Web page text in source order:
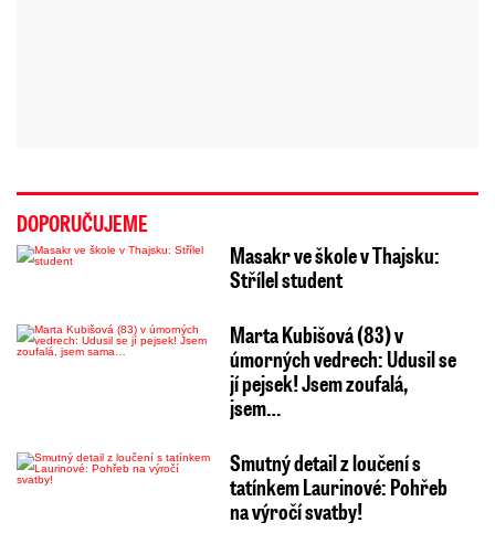
DOPORUČUJEME
Masakr ve škole v Thajsku:
Střílel student
Marta Kubišová (83) v
úmorných vedrech: Udusil se
jí pejsek! Jsem zoufalá,
jsem…
Smutný detail z loučení s
tatínkem Laurinové: Pohřeb
na výročí svatby!